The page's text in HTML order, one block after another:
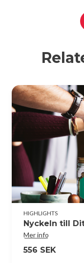
HIGHLIGHTS
Nyckeln till
Mer info
556 SEK